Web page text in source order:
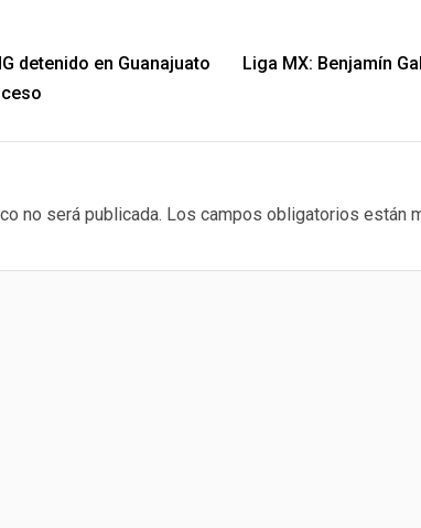
detenido en Guanajuato
Liga MX: Benjamín
no será publicada. Los campos obligatorios están